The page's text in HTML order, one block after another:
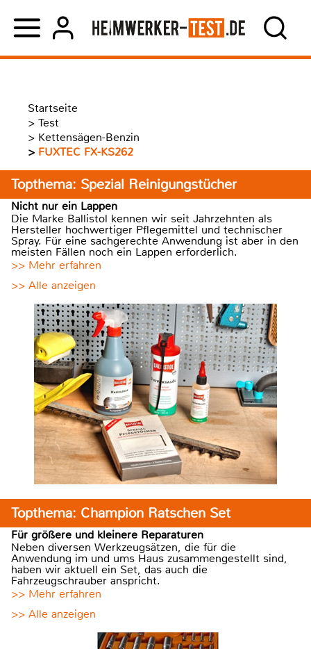
Startseite
> Test
> Kettensägen-Benzin
> FUXTEC FX-KS262
Topthema: Spezial Reinigungstücher
Nicht nur ein Lappen
Die Marke Ballistol kennen wir seit Jahrzehnten als
Hersteller hochwertiger Pflegemittel und technischer
Spray. Für eine sachgerechte Anwendung ist aber in den
meisten Fällen noch ein Lappen erforderlich.
>> Mehr erfahren
>> Alle anzeigen
Topthema: Champion Ratschen Set
Für größere und kleinere Reparaturen
Neben diversen Werkzeugsätzen, die für die
Anwendung im und ums Haus zusammengestellt sind,
haben wir aktuell ein Set, das auch die
Fahrzeugschrauber anspricht.
>> Mehr erfahren
>> Alle anzeigen